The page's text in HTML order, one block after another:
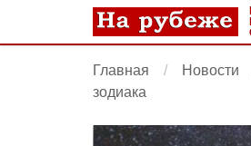
Главная Новости
зодиака